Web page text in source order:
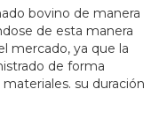
bovino de manera
de esta manera
mercado, ya que la
de forma
su duración